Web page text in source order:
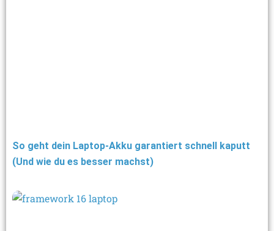
So geht dein Laptop-Akku garantiert schnell kaputt
(Und wie du es besser machst)